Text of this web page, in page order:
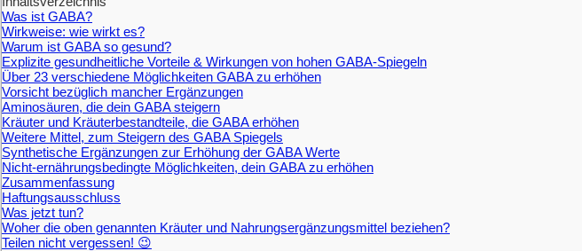
Was ist GABA?
Wirkweise: wie wirkt es?
Warum ist GABA so gesund?
Explizite gesundheitliche Vorteile & Wirkungen von hohen GABA-Spiegeln
Über 23 verschiedene Möglichkeiten GABA zu erhöhen
Vorsicht bezüglich mancher Ergänzungen
Aminosäuren, die dein GABA steigern
Kräuter und Kräuterbestandteile, die GABA erhöhen
Weitere Mittel, zum Steigern des GABA Spiegels
Synthetische Ergänzungen zur Erhöhung der GABA Werte
Nicht-ernährungsbedingte Möglichkeiten, dein GABA zu erhöhen
Zusammenfassung
Haftungsausschluss
Was jetzt tun?
Woher die oben genannten Kräuter und Nahrungsergänzungsmittel beziehen?
Teilen nicht vergessen! 😉